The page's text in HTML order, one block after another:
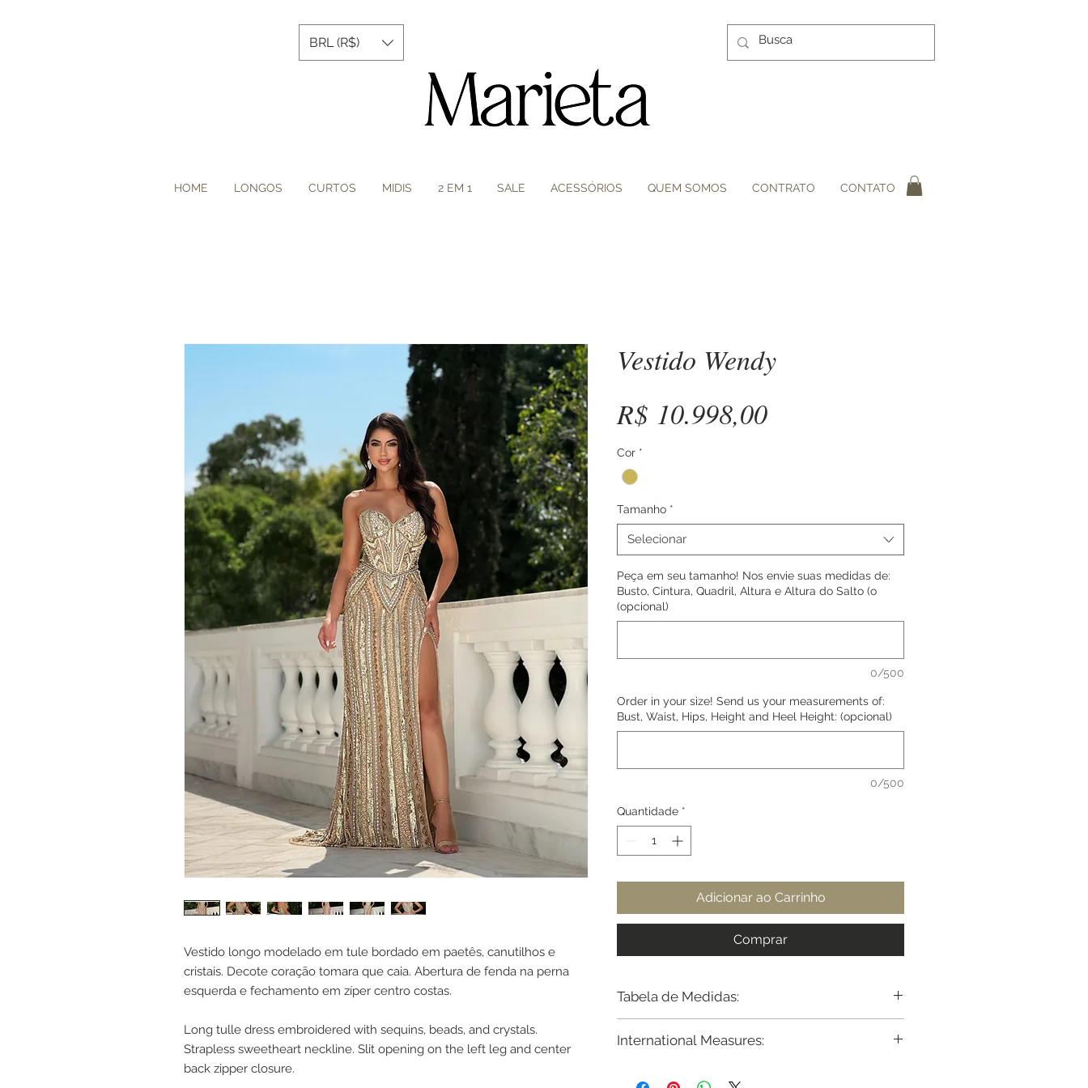
BRL (R$)
HOME LONGOS CURTOS MIDIS 2 EM 1 SALE ACESSÓRIOS QUEM SOMOS CONTRATO CONTATO
Vestido longo modelado em tule bordado em paetês, canutilhos e
cristais. Decote coração tomara que caia. Abertura de fenda na perna
esquerda e fechamento em zíper centro costas.
Long tulle dress embroidered with sequins, beads, and crystals.
Strapless sweetheart neckline. Slit opening on the left leg and center
back zipper closure.
Vestido Wendy
R$ 10.998,00Preço
Cor *
Tamanho *
Selecionar
Peça em seu tamanho! Nos envie suas medidas de:
Busto, Cintura, Quadril, Altura e Altura do Salto (o
(opcional)
0/500
Order in your size! Send us your measurements of:
Bust, Waist, Hips, Height and Heel Height: (opcional)
0/500
Quantidade *
Adicionar ao Carrinho
Comprar
Tabela de Medidas:
36 - 82cm / 66cm / 88cm
International Measures: